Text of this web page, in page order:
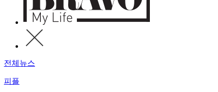
전체뉴스
피플